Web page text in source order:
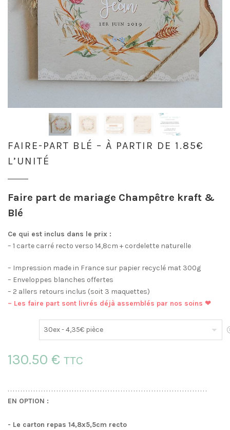
FAIRE-PART BLÉ – À PARTIR DE 1.85€
L’UNITÉ
Faire part de mariage Champêtre kraft &
Blé
Ce qui est inclus dans le prix :
– 1 carte carré recto verso 14,8cm + cordelette naturelle
– Impression made in France sur papier recyclé mat 300g
– Enveloppes blanches offertes
– 2 allers retours inclus (soit 3 maquettes)
– Les faire part sont livrés déjà assemblés par nos soins ❤
130.50 € TTC
. . . . . . . . . . . . . . . . . . . . . . . . . . . . . . . . . . . . . . . . . . . . . . . . . . . . . . . . . . . . . . . . . . . . . . . . . . . . . .
EN OPTION :
- Le carton repas 14,8x5,5cm recto